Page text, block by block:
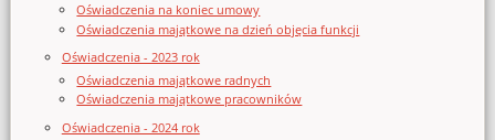
Oświadczenia na koniec umowy
Oświadczenia majątkowe na dzień objęcia funkcji
Oświadczenia - 2023 rok
Oświadczenia majątkowe radnych
Oświadczenia majątkowe pracowników
Oświadczenia - 2024 rok